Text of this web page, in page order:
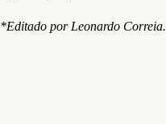
*Editado por Leonardo Correia.